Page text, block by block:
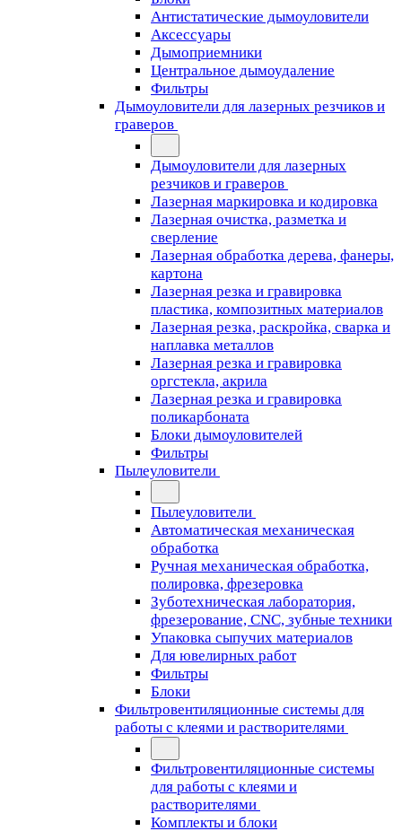
Антистатические дымоуловители
Аксессуары
Дымоприемники
Центральное дымоудаление
Фильтры
Дымоуловители для лазерных резчиков и
граверов
Дымоуловители для лазерных
резчиков и граверов
Лазерная маркировка и кодировка
Лазерная очистка, разметка и
сверление
Лазерная обработка дерева, фанеры,
картона
Лазерная резка и гравировка
пластика, композитных материалов
Лазерная резка, раскройка, сварка и
наплавка металлов
Лазерная резка и гравировка
оргстекла, акрила
Лазерная резка и гравировка
поликарбоната
Блоки дымоуловителей
Фильтры
Пылеуловители
Пылеуловители
Автоматическая механическая
обработка
Ручная механическая обработка,
полировка, фрезеровка
Зуботехническая лаборатория,
фрезерование, CNC, зубные техники
Упаковка сыпучих материалов
Для ювелирных работ
Фильтры
Блоки
Фильтровентиляционные системы для
работы с клеями и растворителями
Фильтровентиляционные системы
для работы с клеями и
растворителями
Комплекты и блоки